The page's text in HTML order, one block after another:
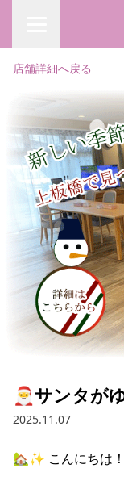
店舗詳細へ戻る
🎅サンタが
2025.11.07
🏡✨ こんにちは